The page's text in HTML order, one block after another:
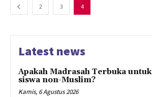
2 3 4
Latest news
Apakah Madrasah Terbuka untuk
siswa non-Muslim?
Kamis, 6 Agustus 2026